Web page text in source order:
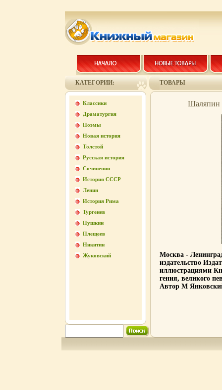
КАТЕГОРИИ:
Классики
Драматургия
Поэмы
Новая история
Толстой
Русская история
Сочинении
История СССР
Ленин
История Рима
Тургенев
Пушкин
Плещеев
Никитин
Жуковский
ТОВАРЫ
Шаляпин
Москва -
издательство
иллюстрациями
гения, великого
Автор М